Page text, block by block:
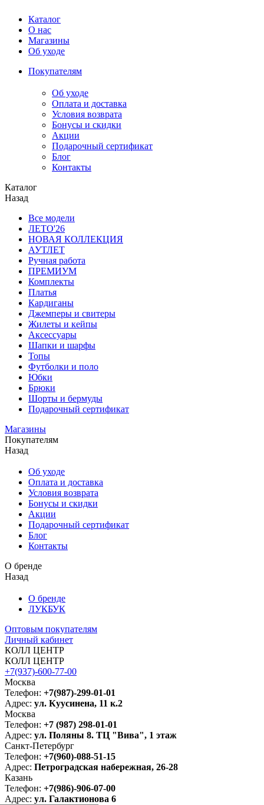
Каталог
О нас
Магазины
Об уходе
Покупателям
Об уходе
Оплата и доставка
Условия возврата
Бонусы и скидки
Акции
Подарочный сертификат
Блог
Контакты
Каталог
Назад
Все модели
ЛЕТО'26
НОВАЯ КОЛЛЕКЦИЯ
АУТЛЕТ
Ручная работа
ПРЕМИУМ
Комплекты
Платья
Кардиганы
Джемперы и свитеры
Жилеты и кейпы
Аксессуары
Шапки и шарфы
Топы
Футболки и поло
Юбки
Брюки
Шорты и бермуды
Подарочный сертификат
Магазины
Покупателям
Назад
Об уходе
Оплата и доставка
Условия возврата
Бонусы и скидки
Акции
Подарочный сертификат
Блог
Контакты
О бренде
Назад
О бренде
ЛУКБУК
Оптовым покупателям
Личный кабинет
КОЛЛ ЦЕНТР
КОЛЛ ЦЕНТР
+7(937)-600-77-00
Москва
Телефон: +7(987)-299-01-01
Адрес: ул. Куусинена, 11 к.2
Москва
Телефон: +7 (987) 298-01-01
Адрес: ул. Поляны 8. ТЦ "Вива", 1 этаж
Санкт-Петербург
Телефон: +7(960)-088-51-15
Адрес: Петроградская набережная, 26-28
Казань
Телефон: +7(986)-906-07-00
Адрес: ул. Галактионова 6